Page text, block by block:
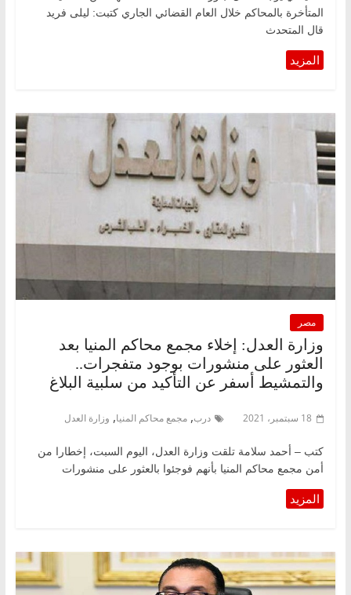
المتأخرة بالمحاكم خلال العام القضائي الجاري كتبت: ليلى فريد
قال المتحدث
مصر
وزارة العدل: إخلاء مجمع محاكم المنيا بعد
العثور على منشورات بوجود متفجرات..
والتمشيط أسفر عن التأكيد من سلبية البلاغ
18 سبتمبر، 2021 درب, مجمع محاكم المنيا, وزارة العدل
كتب – أحمد سلامة تلقت وزارة العدل، اليوم السبت، إخطارا من
أمن مجمع محاكم المنيا بأنهم فوجئوا بالعثور على منشورات